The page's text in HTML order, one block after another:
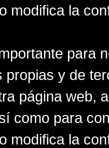
modifica la
para
propias y de
página web,
como para
modifica la